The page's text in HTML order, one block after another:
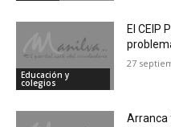
Educación y
colegios
El CEIP
27
Arranca